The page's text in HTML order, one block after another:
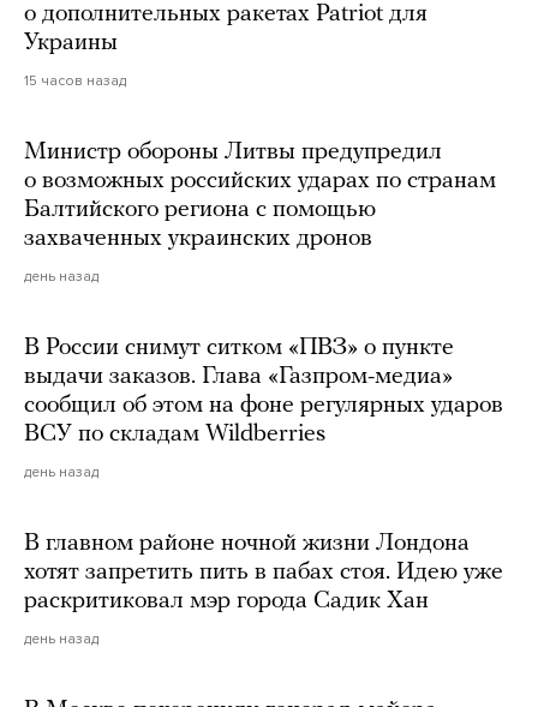
о дополнительных ракетах Patriot для
Украины
15 часов назад
Министр обороны Литвы предупредил
о возможных российских ударах по странам
Балтийского региона с помощью
захваченных украинских дронов
день назад
В России снимут ситком «ПВЗ» о пункте
выдачи заказов. Глава «Газпром-медиа»
сообщил об этом на фоне регулярных ударов
ВСУ по складам Wildberries
день назад
В главном районе ночной жизни Лондона
хотят запретить пить в пабах стоя. Идею уже
раскритиковал мэр города Садик Хан
день назад